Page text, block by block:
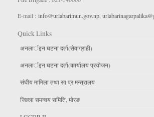
E-mail : info@urlabarimun.gov.np,
Quick Links
अनलार्इन घटना दर्ता(सेवाग्राही)
अनलार्इन घटना दर्ता(कार्यालय प्रयाेजन)
संघीय मामिला तथा सा प्र मन्त्रालय
जिल्ला समन्वय समिति, माेरङ